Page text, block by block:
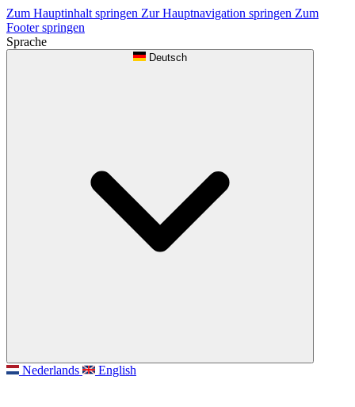
Zum Hauptinhalt springen Zur Hauptnavigation springen Zum
Footer springen
Sprache
Deutsch
Nederlands English